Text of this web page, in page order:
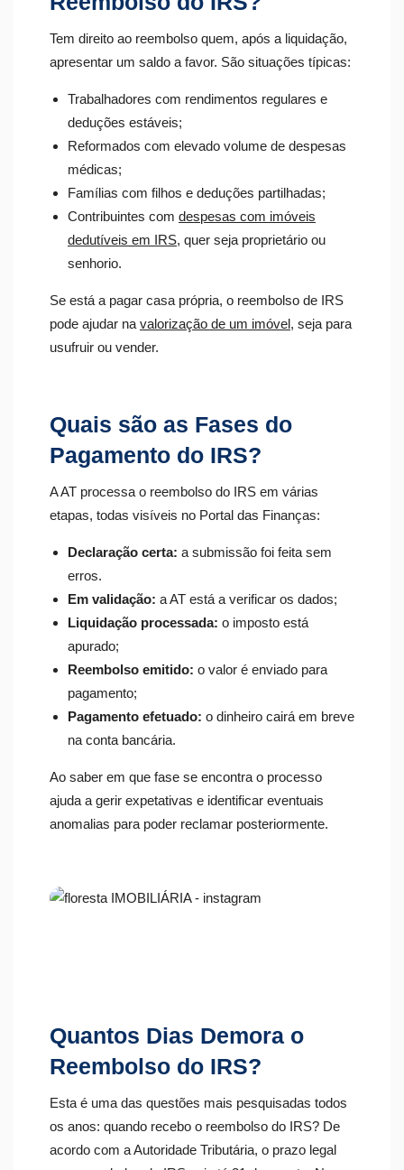
Tem direito ao reembolso quem, após a liquidação,
apresentar um saldo a favor. São situações típicas:
Trabalhadores com rendimentos regulares e
deduções estáveis;
Reformados com elevado volume de despesas
médicas;
Famílias com filhos e deduções partilhadas;
Contribuintes com despesas com imóveis
dedutíveis em IRS, quer seja proprietário ou
senhorio.
Se está a pagar casa própria, o reembolso de IRS
pode ajudar na valorização de um imóvel, seja para
usufruir ou vender.
Quais são as Fases do
Pagamento do IRS?
A AT processa o reembolso do IRS em várias
etapas, todas visíveis no Portal das Finanças:
Declaração certa: a submissão foi feita sem
erros.
Em validação: a AT está a verificar os dados;
Liquidação processada: o imposto está
apurado;
Reembolso emitido: o valor é enviado para
pagamento;
Pagamento efetuado: o dinheiro cairá em breve
na conta bancária.
Ao saber em que fase se encontra o processo
ajuda a gerir expetativas e identificar eventuais
anomalias para poder reclamar posteriormente.
Quantos Dias Demora o
Reem bolso do IRS?
Esta é uma das questões mais pesquisadas todos
os anos: quando recebo o reembolso do IRS? De
acordo com a Autoridade Tributária, o prazo legal